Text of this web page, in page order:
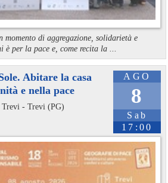
momento di aggregazione, solidarietà e
è per la pace e, come recita la ...
AGO
8
Sab
17:00
Abitare la casa
e nella pace
Trevi - Trevi (PG)